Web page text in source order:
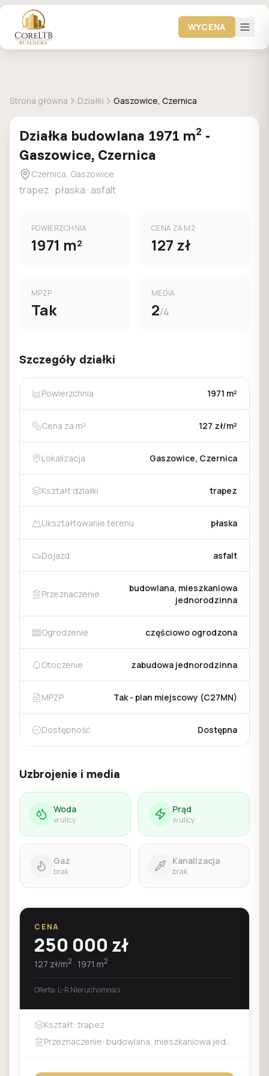
WYCENA
Strona główna Działki Gaszowice, Czernica
Działka budowlana 1971 m2 -
Gaszowice, Czernica
Czernica, Gaszowice
trapez · płaska · asfalt
POWIERZCHNIA
1971 m2
CENA ZA M2
127 zł
MPZP
Tak
MEDIA
2/4
Szczegóły działki
Powierzchnia 1971 m²
Cena za m² 127 zł/m²
Lokalizacja Gaszowice, Czernica
Kształt działki trapez
Ukształtowanie terenu płaska
Dojazd asfalt
Przeznaczenie
budowlana, mieszkaniowa
jednorodzinna
Ogrodzenie częściowo ogrodzona
Otoczenie zabudowa jednorodzinna
MPZP Tak - plan miejscowy (C27MN)
Dostępność Dostępna
Uzbrojenie i media
Woda
w ulicy
Prąd
w ulicy
Gaz
brak
Kanalizacja
brak
CENA
250 000 zł
127 zł/m2 · 1971 m2
Oferta: L-R Nieruchomości
Kształt: trapez
Przeznaczenie: budowlana, mieszkaniowa jednorodzinna